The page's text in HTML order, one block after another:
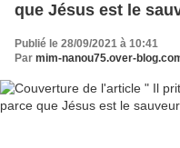
que Jésus est le
Publié le 28/09/2021 à 10:41
Par mim-nanou75.over-